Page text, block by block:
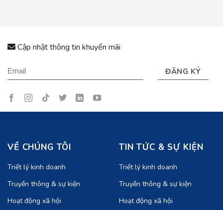
Cập nhật thông tin khuyến mãi
VỀ CHÚNG TÔI
Triết lý kinh doanh
Truyền thông & sự kiện
Hoạt động xã hội
TIN TỨC & SỰ KIỆN
Triết lý kinh doanh
Truyền thông & sự kiện
Hoạt động xã hội